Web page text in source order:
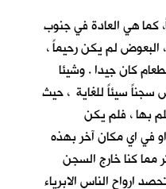
كما هي العادة في جنوب
، البعوض لم يكن رحيماً ،
كان جيدا . وشيئا
سيئاً للغاية ، حيث
بها ، فلم يكن
في اي مكان آخر بهذه
مما كنا خارج السجن
ارواح الناس الابرياء